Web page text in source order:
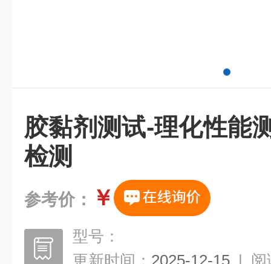
胶黏剂测试-理化性能
检测
参考价： ￥
型号：
更新时间： 2025-12-15 | 阅